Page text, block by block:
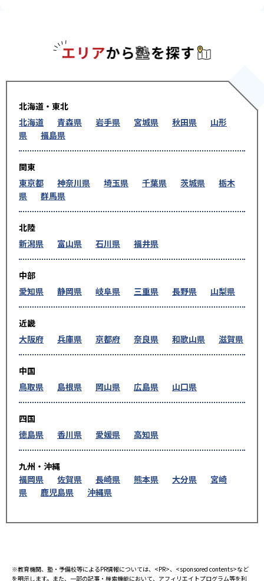
北海道・東北
北海道
青森県 岩手県 宮城県 秋田県
山形
県
福島県
関東
東京都
神奈川県 埼玉県 千葉県 茨城県
栃木
県
群馬県
北陸
新潟県
富山県 石川県 福井県
中部
愛知県
静岡県 岐阜県 三重県 長野県 山梨県
近畿
大阪府
兵庫県 京都府 奈良県 和歌山県 滋賀県
中国
鳥取県
島根県 岡山県 広島県 山口県
四国
徳島県
香川県 愛媛県 高知県
九州・沖縄
福岡県
佐賀県 長崎県 熊本県 大分県
宮崎
県
鹿児島県 沖縄県
※教育機関、塾・予備校等によるPR情報については、<PR>、<sponsored contents>など
を明示します。また、一部の記事・検索機能において、アフィリエイトプログラム等を利